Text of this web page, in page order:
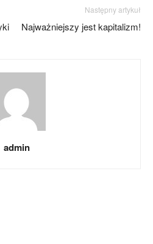
Następny artykuł
Najważniejszy jest kapitalizm!
admin